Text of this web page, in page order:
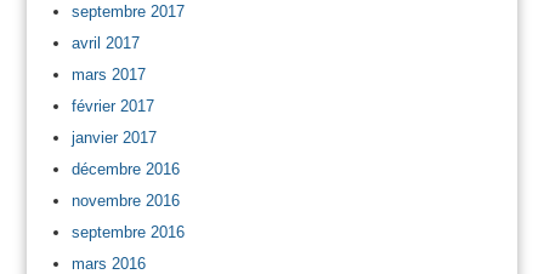
septembre 2017
avril 2017
mars 2017
février 2017
janvier 2017
décembre 2016
novembre 2016
septembre 2016
mars 2016